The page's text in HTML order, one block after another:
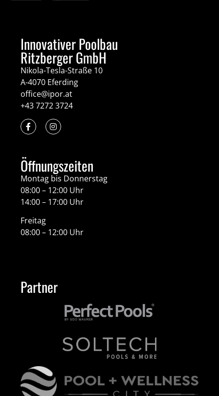
Innovativer Poolbau
Ritzberger GmbH
Nikola-Tesla-Straße 10
A-4070 Eferding
office@ipor.at
+43 7272 3724
Öffnungszeiten
Montag bis Donnerstag
08:00 – 12:00 Uhr
14:00 – 17:00 Uhr
Freitag
08:00 – 12:00 Uhr
Partner